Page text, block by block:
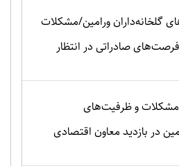
گلخانه‌داران ورامین/مشکلات
صادراتی در انتظار
و ظرفیت‌های
در بازدید معاون اقتصادی